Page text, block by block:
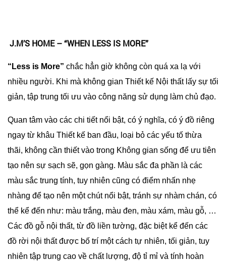
J.M’S HOME – “WHEN LESS IS MORE”
“Less is More” chắc hẳn giờ không còn quá xa lạ với
nhiều người. Khi mà không gian Thiết kế Nội thất lấy sự tối
giản, tập trung tối ưu vào công năng sử dụng làm chủ đạo.
Quan tâm vào các chi tiết nổi bật, có ý nghĩa, có ý đồ riêng
ngay từ khâu Thiết kế ban đầu, loại bỏ các yếu tố thừa
thãi, không cần thiết vào trong Không gian sống để ưu tiên
tạo nên sự sạch sẽ, gọn gàng. Màu sắc đa phần là các
màu sắc trung tính, tuy nhiên cũng có điểm nhấn nhẹ
nhàng để tạo nên một chút nổi bật, tránh sự nhàm chán, có
thể kể đến như: màu trắng, màu đen, màu xám, màu gỗ, …
Các đồ gỗ nội thất, từ đồ liền tường, đặc biệt kể đến các
đồ rời nội thất được bố trí một cách tự nhiên, tối giản, tuy
nhiên tập trung cao về chất lượng, độ tỉ mỉ và tính hoàn